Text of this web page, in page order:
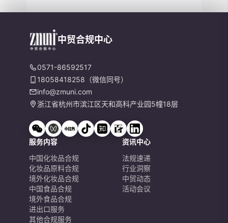
中贸合规中心
0571-86592517
18058418258（微信同号）
info@zmuni.com
浙江省杭州市滨江区天和高科产业园5幢18层
服务内容
中国化妆品合规
化妆品原料合规
境外化妆品合规
中国食品合规
境外食品合规
进出口服务
其他合规服务
资讯中心
法规速递
行业洞察
中贸动态
活动会议